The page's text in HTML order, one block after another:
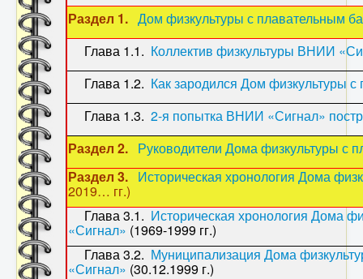
Раздел 1. Дом физкультуры с плавательным
Глава 1.1. Коллектив физкультуры ВНИИ
Глава 1.2. Как зародился Дом физкультуры
Глава 1.3. 2-я попытка ВНИИ «Сигнал»
Раздел 2. Руководители Дома физкультуры с
Раздел 3. Историческая хронология Дома
2019… гг.)
Глава 3.1. Историческая хронология Дома
«Сигнал» (1969-1999 гг.)
Глава 3.2. Муниципализация Дома
«Сигнал» (30.12.1999 г.)